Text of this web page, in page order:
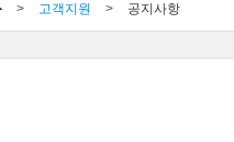
> 고객지원 > 공지사항